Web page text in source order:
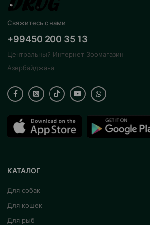
Свяжитесь с нами
+99450 200 35 13
Центральный Интернет Зоомагазин
Азербайджана
КАТАЛОГ
Для собак
Для кошек
Для рыб